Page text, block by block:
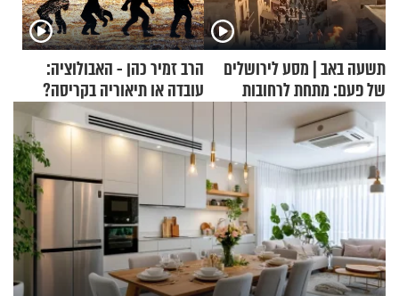
תשעה באב | מסע לירושלים
של פעם: מתחת לרחובות
ירושלים
הרב זמיר כהן - האבולוציה:
עובדה או תיאוריה בקריסה?